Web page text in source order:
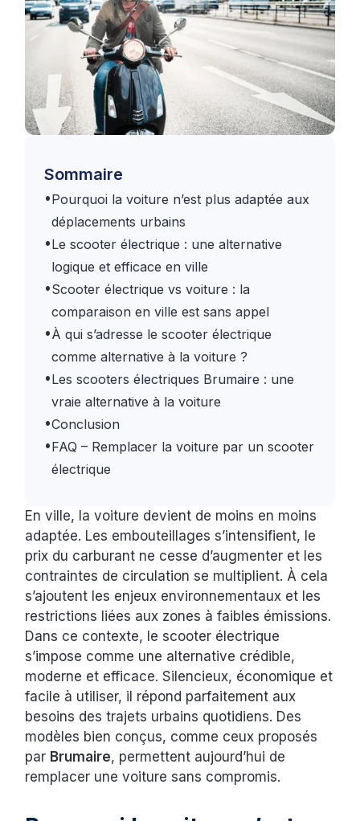
Sommaire
•Pourquoi la voiture n’est plus adaptée aux
déplacements urbains
•Le scooter électrique : une alternative
logique et efficace en ville
•Scooter électrique vs voiture : la
comparaison en ville est sans appel
•À qui s’adresse le scooter électrique
comme alternative à la voiture ?
•Les scooters électriques Brumaire : une
vraie alternative à la voiture
•Conclusion
•FAQ – Remplacer la voiture par un scooter
électrique
En ville, la voiture devient de moins en moins
adaptée. Les embouteillages s’intensifient, le
prix du carburant ne cesse d’augmenter et les
contraintes de circulation se multiplient. À cela
s’ajoutent les enjeux environnementaux et les
restrictions liées aux zones à faibles émissions.
Dans ce contexte, le scooter électrique
s’impose comme une alternative crédible,
moderne et efficace. Silencieux, économique et
facile à utiliser, il répond parfaitement aux
besoins des trajets urbains quotidiens. Des
modèles bien conçus, comme ceux proposés
par Brumaire, permettent aujourd’hui de
remplacer une voiture sans compromis.